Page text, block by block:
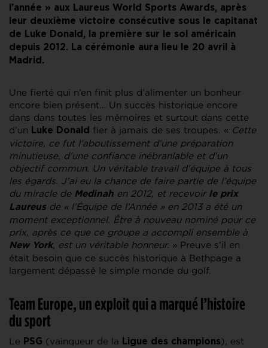
l’année » aux Laureus World Sports Awards, après
leur deuxième victoire consécutive sous le capitanat
de Luke Donald, la première sur le sol américain
depuis 2012. La cérémonie aura lieu le 20 avril à
Madrid.
Une fierté qui n’en finit plus d’alimenter un bonheur
encore bien présent… Un succès historique encore
dans dans toutes les mémoires et surtout dans cette
d’un Luke Donald fier à jamais de ses troupes. « Cette
victoire, ce fut l’aboutissement d’une préparation
minutieuse, d’une confiance inébranlable et d’un
objectif commun. Un véritable travail d’équipe à tous
les égards. J’ai eu la chance de faire partie de l’équipe
du miracle de Medinah en 2012, et recevoir le prix
Laureus de « l’Équipe de l’Année » en 2013 a été un
moment exceptionnel. Être à nouveau nominé pour ce
prix, après ce que ce groupe a accompli ensemble à
New York, est un véritable honneur. » Preuve s’il en
était besoin que ce succès historique à Bethpage a
largement dépassé le simple monde du golf.
Team Europe, un exploit qui a marqué l’histoire
du sport
Le PSG (vainqueur de la Ligue des champions), est